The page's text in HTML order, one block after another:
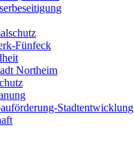
Fünfeck
Northeim
Stadtentwicklung